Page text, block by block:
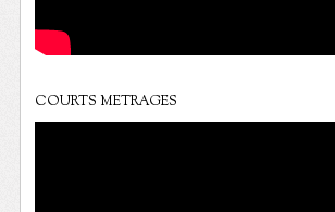
COURTS METRAGES